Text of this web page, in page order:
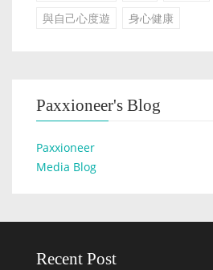
與自己心度遊
身心健康
Paxxioneer's Blog
Paxxioneer
Media Blog
Recent Post